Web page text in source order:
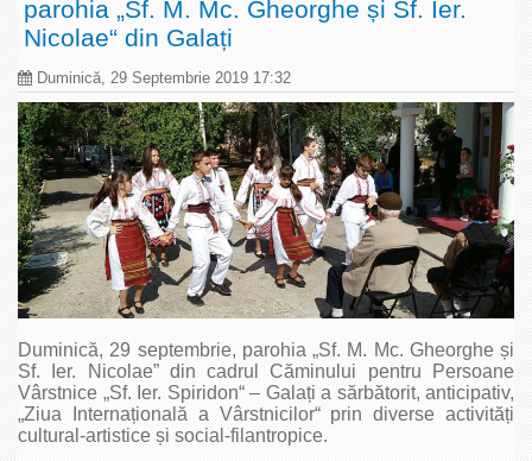
parohia „Sf. M. Mc. Gheorghe și Sf. Ier.
Nicolae“ din Galați
Duminică, 29 Septembrie 2019 17:32
Duminică, 29 septembrie, parohia „Sf. M. Mc. Gheorghe și
Sf. Ier. Nicolae” din cadrul Căminului pentru Persoane
Vârstnice „Sf. Ier. Spiridon“ – Galați a sărbătorit, anticipativ,
„Ziua Internațională a Vârstnicilor“ prin diverse activități
cultural-artistice și social-filantropice.